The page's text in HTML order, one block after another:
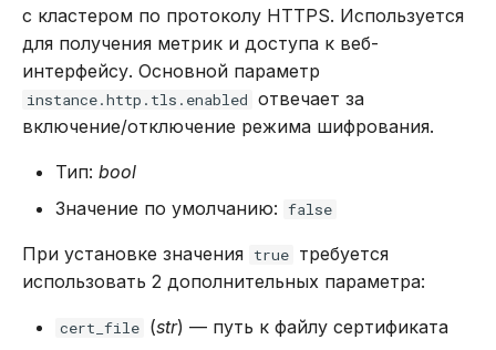
с кластером по протоколу HTTPS. Используется
для получения метрик и доступа к веб-
интерфейсу. Основной параметр
instance.http.tls.enabled отвечает за
включение/отключение режима шифрования.
Тип: bool
Значение по умолчанию: false
При установке значения true требуется
использовать 2 дополнительных параметра:
cert_file (str) — путь к файлу сертификата